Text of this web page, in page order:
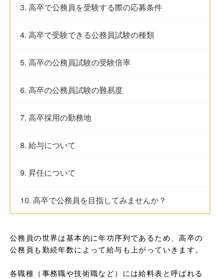
3. 高卒で公務員を受験する際の応募条件
4. 高卒で受験できる公務員試験の種類
5. 高卒の公務員試験の受験倍率
6. 高卒の公務員試験の難易度
7. 高卒採用の勤務地
8. 給与について
9. 昇任について
10. 高卒で公務員を目指してみませんか？
公務員の世界は基本的に年功序列であるため、高卒の
公務員も勤続年数によって給与も上がっていきます。
各職種（事務職や技術職など）には給料表と呼ばれる